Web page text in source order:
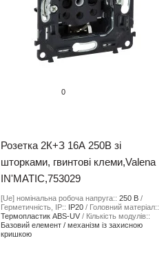
0
Розетка 2К+З 16А 250В зі
шторками, гвинтові клеми,Valena
IN'MATIC,753029
[Ue] номінальна робоча напруга:: 250 В
Герметичність, IP::
IP20
Головний матеріал::
Термопластик ABS-UV
Кількість модулів::
Базовий елемент / механізм із захисною
кришкою